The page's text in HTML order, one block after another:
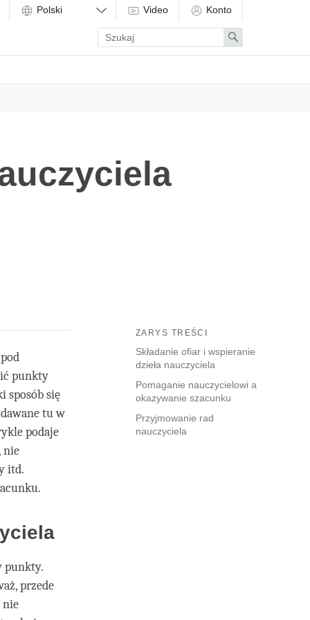
Video Konto
Enter
search
term
Search
ZARYS TREŚCI
Składanie ofiar i wspieranie
dzieła nauczyciela
Pomaganie nauczycielowi a
okazywanie szacunku
Przyjmowanie rad
nauczyciela
punkty
sposób się
tu w
podaje
nie
itd.
punkty.
przede
nie